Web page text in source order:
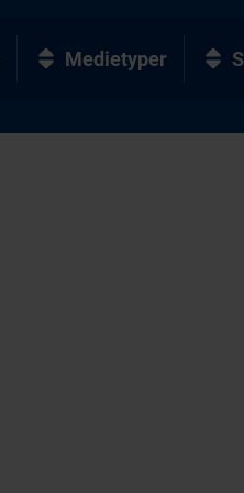
Medietyper